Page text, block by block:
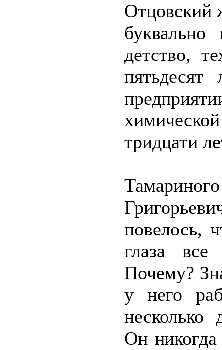
Отцовский
буквально
детство,
тридцати
повелось,
глаза
Почему?
у него
несколько
Он